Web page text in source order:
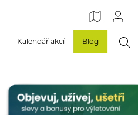
Kalendář akcí Blog